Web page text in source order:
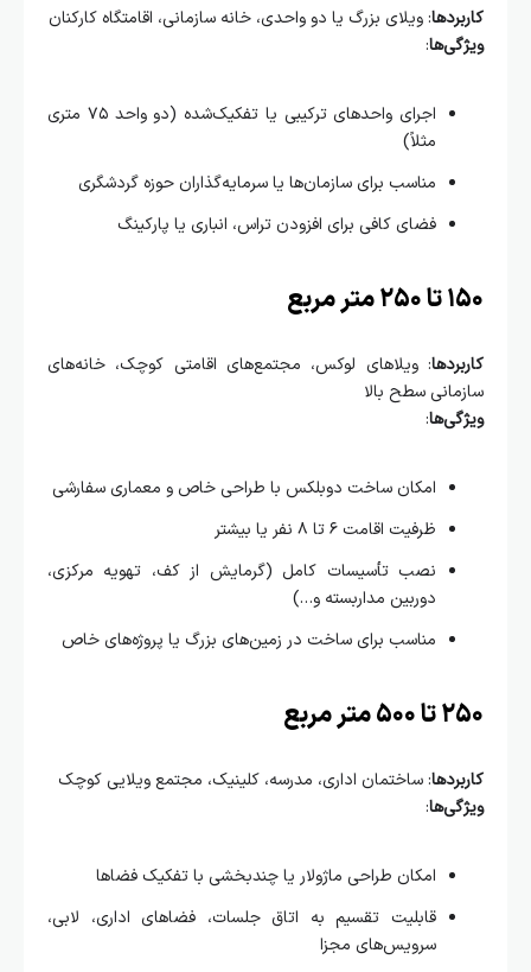
: ویلای بزرگ یا دو واحدی، خانه سازمانی، اقامتگاه کارکنان
اجرای واحدهای ترکیبی یا تفکیک‌شده (دو واحد ۷۵ متری
مناسب برای سازمان‌ها یا سرمایه‌گذاران حوزه گردشگری
فضای کافی برای افزودن تراس، انباری یا پارکینگ
: ویلاهای لوکس، مجتمع‌های اقامتی کوچک، خانه‌های
سطح بالا
امکان ساخت دوبلکس با طراحی خاص و معماری سفارشی
ظرفیت اقامت ۶ تا ۸ نفر یا بیشتر
نصب تأسیسات کامل (گرمایش از کف، تهویه مرکزی،
دوربین مداربسته و…)
مناسب برای ساخت در زمین‌های بزرگ یا پروژه‌های خاص
: ساختمان اداری، مدرسه، کلینیک، مجتمع ویلایی کوچک
امکان طراحی ماژولار یا چندبخشی با تفکیک فضاها
قابلیت تقسیم به اتاق جلسات، فضاهای اداری، لابی،
سرویس‌های مجزا